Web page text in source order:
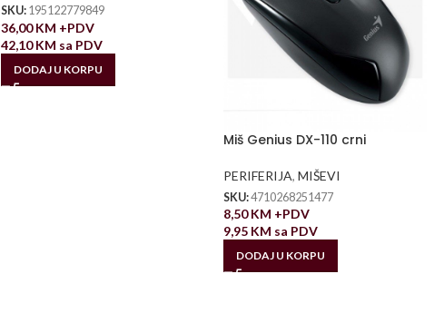
SKU: 195122779849
36,00KM +PDV
42,10KM sa PDV
DODAJ U KORPU
Miš Genius DX-110 crni
PERIFERIJA, MIŠEVI
SKU:4710268251477
8,50KM +PDV
9,95 KM sa PDV
DODAJ U KORPU